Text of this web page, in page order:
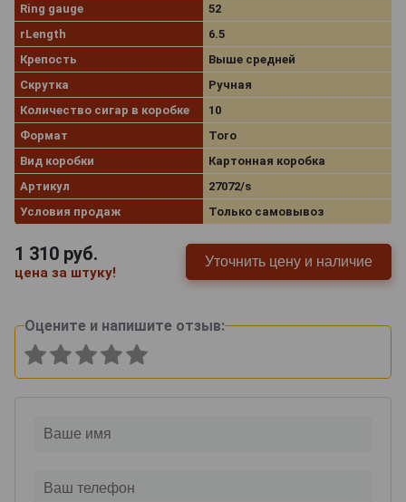
Ring gauge
52
rLength
6.5
Крепость
Выше средней
Скрутка
Ручная
Количество сигар в коробке
10
Формат
Toro
Вид коробки
Картонная коробка
Артикул
27072/s
Условия продаж
Только самовывоз
1 310 руб.
цена за штуку!
Уточнить цену и наличие
Оцените и напишите отзыв: